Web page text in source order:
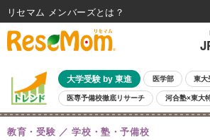
大学受験 by 東進 医学部 東大
医専予備校徹底リサーチ 河合塾×東大
親子で考える大学選び 高校受験 中学受験
共通テスト 夏休み 8月開催学校説明会・相談会
教育・受験 学校・塾・予備校
リセマム メンバーズ